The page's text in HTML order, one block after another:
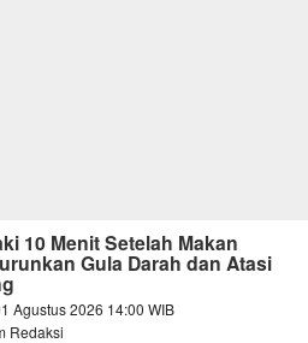
10 Menit Setelah Makan
Gula Darah dan Atasi
Agustus 2026 14:00 WIB
Redaksi